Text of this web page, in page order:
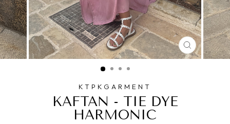
LUK
KTPKGARMENT
KAFTAN - TIE DYE
HARMONIC